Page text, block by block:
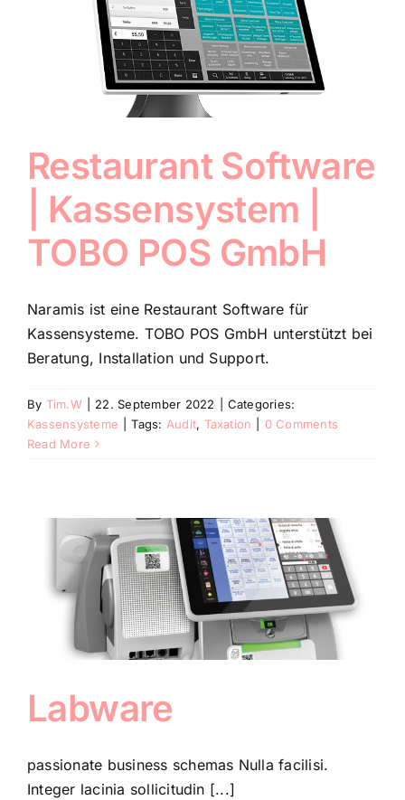
Restaurant Software
| Kassensystem |
TOBO POS GmbH
Naramis ist eine Restaurant Software für
Kassensysteme. TOBO POS GmbH unterstützt bei
Beratung, Installation und Support.
By Tim.W 22. September 2022
Categories:
Kassensysteme
Tags: Audit, Taxation
0 Comments
Read More
Labware
passionate business schemas Nulla facilisi.
Integer lacinia sollicitudin [...]